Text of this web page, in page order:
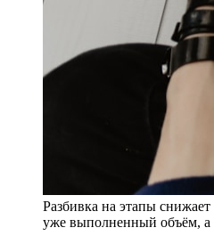
Разбивка на этапы
уже выполненный объём, а